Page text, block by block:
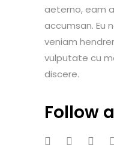
aeterno, eam
accumsan. Eu
veniam
vulputate cu
discere.
Follow